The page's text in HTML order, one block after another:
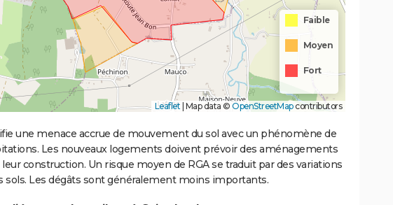
Faible
Moyen
Fort
Leaflet Map data © OpenStreetMapcontributors
une menace accrue de mouvement du sol avec un phénomène de
Les nouveaux logements doivent prévoir des aménagements
construction. Un risque moyen de RGA se traduit par des variations
sols. Les dégâts sont généralement moins importants.